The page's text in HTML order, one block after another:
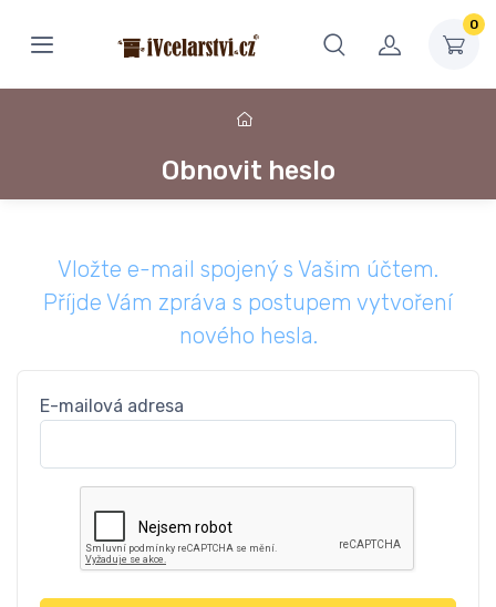
0
Obnovit heslo
Vložte e-mail spojený s Vašim účtem.
Příjde Vám zpráva s postupem vytvoření
nového hesla.
E-mailová adresa